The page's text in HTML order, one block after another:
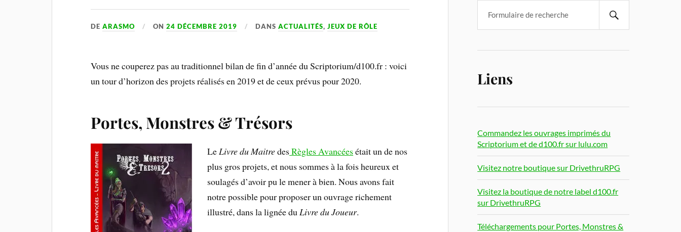
DEARASMO ON24 DÉCEMBRE 2019 DANSACTUALITÉS,JEUX DE RÔLE
Vous ne couperez pas au traditionnel bilan de fin d’année du Scriptorium/d100.fr : voici
un tour d’horizon des projets réalisés en 2019 et de ceux prévus pour 2020.
Portes, Monstres & Trésors
LeLivre du MaitredesRègles Avancéesétait un de nos
plus gros projets, et nous sommes à la fois heureux et
soulagés d’avoir pu le mener à bien. Nous avons fait
notre possible pour proposer un ouvrage richement
illustré, dans la lignée duLivre du Joueur.
Liens
Commandez les ouvrages imprimés du
Scriptorium et de d100.fr sur lulu.com
Visitez notre boutique sur DrivethruRPG
Visitez la boutique de notre label d100.fr
sur DrivethruRPG
Téléchargements pour Portes, Monstres &